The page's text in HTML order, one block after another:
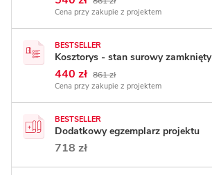
Cena przy zakupie z projektem
BESTSELLER
Kosztorys - stan surowy zamknięty
861 zł
440 zł
Cena przy zakupie z projektem
BESTSELLER
Dodatkowy egzemplarz projektu
718 zł